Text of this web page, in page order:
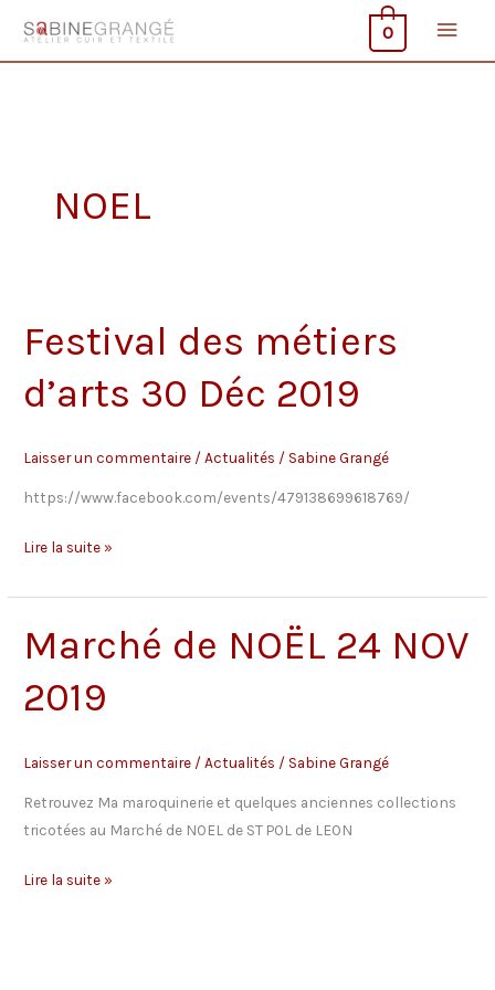
contenu
0
NOEL
Festival des métiers
d’arts 30 Déc 2019
Laisser un commentaire /Actualités / Sabine Grangé
https://www.facebook.com/events/479138699618769/
Festival
métiers
d’arts
30
Déc
2019
Lire la suite »
Marché de NOËL 24 NOV
2019
Laisser un commentaire /Actualités / Sabine Grangé
Retrouvez Ma maroquinerie et quelques anciennes collections
tricotées au Marché de NOEL de ST POL de LEON
Marché
Lire la suite »